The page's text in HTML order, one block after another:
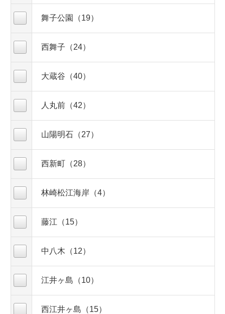
舞子公園（19）
西舞子（24）
大蔵谷（40）
人丸前（42）
山陽明石（27）
西新町（28）
林崎松江海岸（4）
藤江（15）
中八木（12）
江井ヶ島（10）
西江井ヶ島（15）